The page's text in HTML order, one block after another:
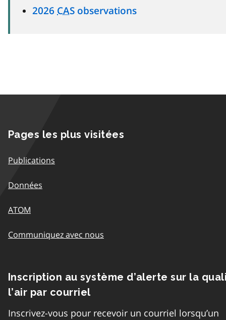
2026 CAS observations
Pages les plus visitées
Publications
Données
ATOM
Communiquez avec nous
Inscription au système d’alerte sur la
l’air par courriel
Inscrivez-vous pour recevoir un courriel lorsqu’un